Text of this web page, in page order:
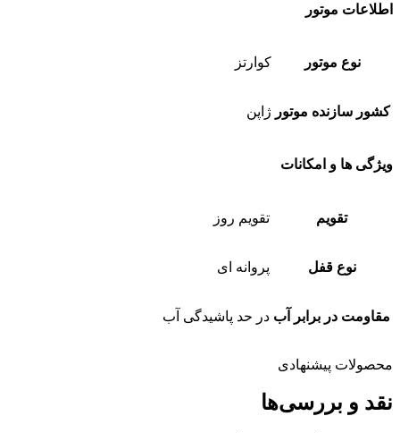
اطلاعات موتور
نوع موتور کوارتز
کشور سازنده موتور ژاپن
ویژگی ها و امکانات
تقویم تقویم روز
نوع قفل پروانه ای
مقاومت در برابر آب در حد پاشیدگی آب
محصولات پیشنهادی
نقد و بررسی‌ها